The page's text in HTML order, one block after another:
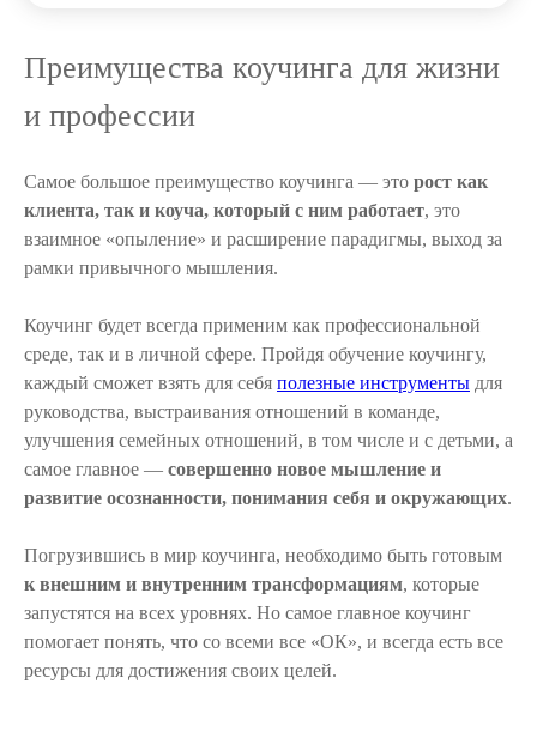
Преимущества коучинга для жизни
и профессии
Самое большое преимущество коучинга — это рост как
клиента, так и коуча, который с ним работает, это
взаимное «опыление» и расширение парадигмы, выход за
рамки привычного мышления.
Коучинг будет всегда применим как профессиональной
среде, так и в личной сфере. Пройдя обучение коучингу,
каждый сможет взять для себя полезные инструменты для
руководства, выстраивания отношений в команде,
улучшения семейных отношений, в том числе и с детьми, а
самое главное — совершенно новое мышление и
развитие осознанности, понимания себя и окружающих.
Погрузившись в мир коучинга, необходимо быть готовым
к внешним и внутренним трансформациям, которые
запустятся на всех уровнях. Но самое главное коучинг
помогает понять, что со всеми все «ОК», и всегда есть все
ресурсы для достижения своих целей.